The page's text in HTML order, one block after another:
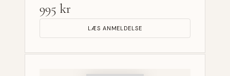
995 kr
LÆS ANMELDELSE